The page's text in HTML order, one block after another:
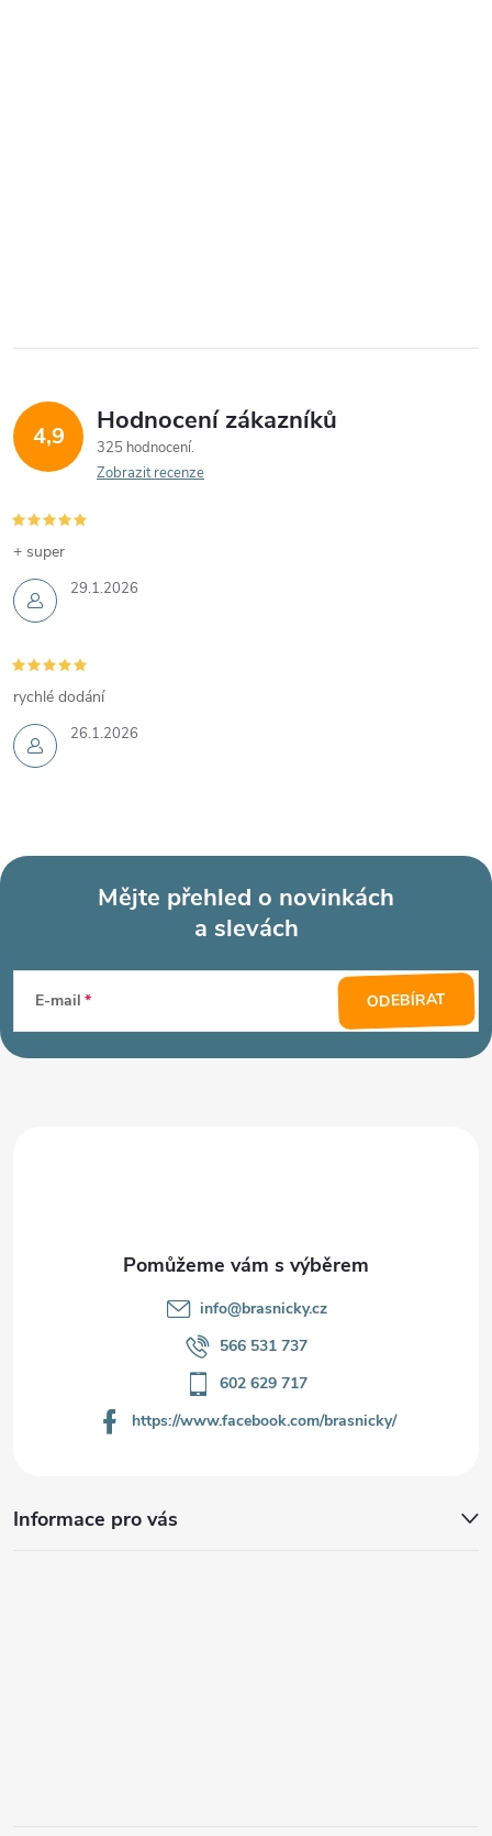
4,9 Hodnocení zákazníků
325 hodnocení
Zobrazit recenze
29.1.2026
+ super
26.1.2026
rychlé dodání
p
Mějte přehled o novinkách
a slevách
E-mail ODEBÍRAT
info@brasnicky.cz
566 531 737
602 629 717
https://www.facebook.com/brasnicky/
Informace pro vás